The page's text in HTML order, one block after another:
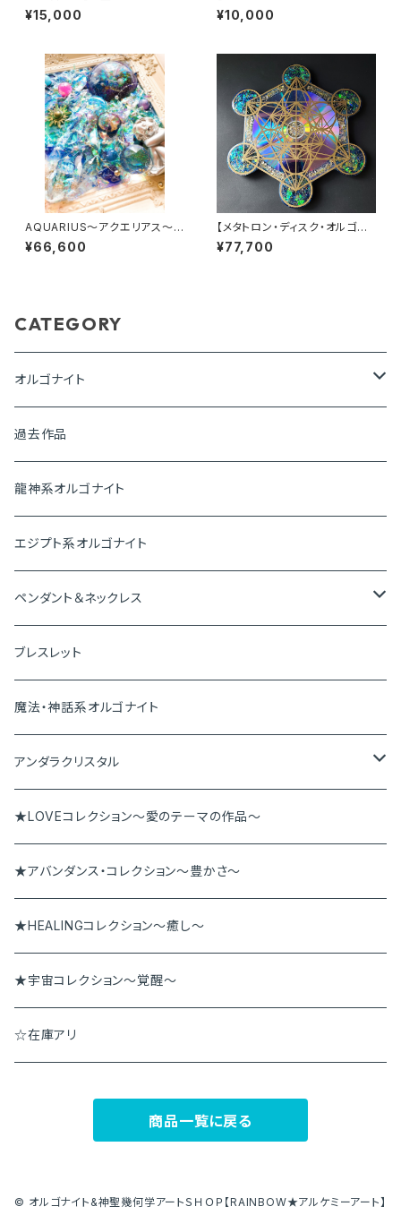
イト】
¥15,000
なたへのメッセージ付き
¥10,000
AQUARIUS～アクエリアス～フ
レーム・オルゴナイト
¥66,600
【メタトロン・ディスク・オルゴナ
イト】神聖幾何学パワープレート
¥77,700
CATEGORY
オルゴナイト
ピラミッド
盛り塩オルゴナイト
プレートオルゴナイト
神聖幾何学オルゴナイト
過去作品
龍神系オルゴナイト
エジプト系オルゴナイト
ペンダント＆ネックレス
ペンダントトップ
ピアス＆イヤリング
ブレスレット
ペンダント
その他
ブレスレット
魔法・神話系オルゴナイト
アンダラクリスタル
アンダラペンダント
アンダラブレス
★LOVEコレクション～愛のテーマの作品～
★アバンダンス・コレクション～豊かさ～
★HEALINGコレクション～癒し～
★宇宙コレクション～覚醒～
☆在庫アリ
商品一覧に戻る
© オルゴナイト&神聖幾何学アートＳＨＯＰ【RAINBOW★アルケミーアート】